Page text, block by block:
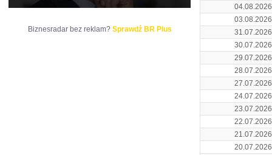
04.08.2026
03.08.2026
31.07.2026
30.07.2026
29.07.2026
28.07.2026
27.07.2026
24.07.2026
23.07.2026
22.07.2026
21.07.2026
20.07.2026
Biznesradar bez reklam? Sprawdź BR Plus